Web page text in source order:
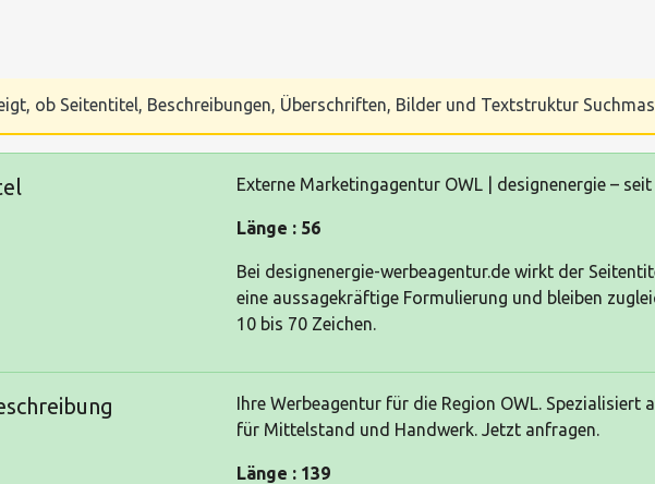
ob Seitentitel, Beschreibungen, Überschriften, Bilder und Textstruktur
Externe Marketingagentur OWL | designenergie – seit
Länge : 56
Bei designenergie-werbeagentur.de wirkt der
eine aussagekräftige Formulierung und bleiben
10 bis 70 Zeichen.
Ihre Werbeagentur für die Region OWL.
für Mittelstand und Handwerk. Jetzt anfragen.
Länge : 139